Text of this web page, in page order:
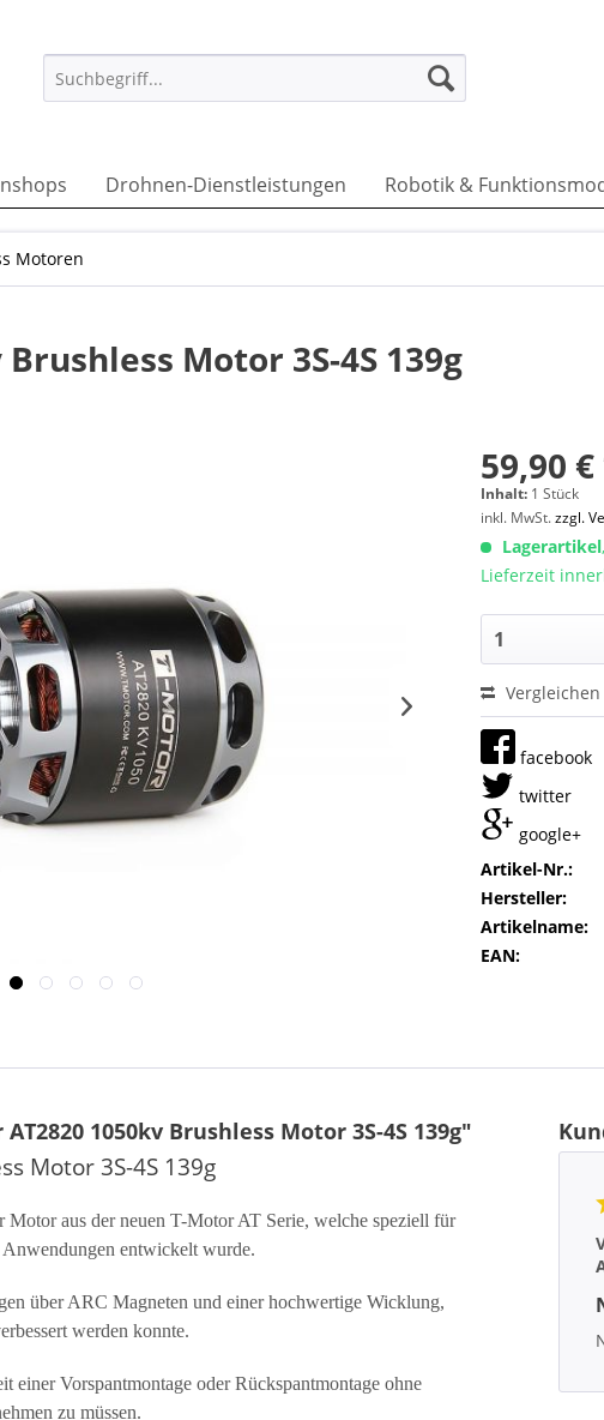
Drohnen-Dienstleistungen Robotik &
Motoren
Motor 3S-4S 139g
59,90
Inhalt: 1 Stück
inkl. MwSt.zzgl.
Lagerartikel
Lieferzeit
Vergleichen
facebook
twitter
google+
Artikel-Nr.:
Hersteller:
Artikelname:
EAN:
1050kv Brushless Motor 3S-4S 139g"
Motor 3S-4S 139g
aus der neuen T-Motor AT Serie, welche speziell für
Anwendungen entwickelt wurde.
über ARC Magneten und einer hochwertige Wicklung,
werden konnte.
einer Vorspantmontage oder Rückspantmontage ohne
zu müssen.